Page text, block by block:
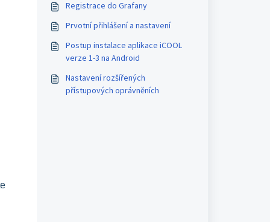
Registrace do Grafany
Prvotní přihlášení a nastavení
Postup instalace aplikace iCOOL
verze 1-3 na Android
Nastavení rozšířených
přístupových oprávněních